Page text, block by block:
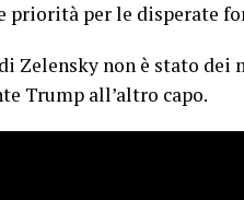
priorità per le disperate
Zelensky non è stato
Trump all’altro capo.